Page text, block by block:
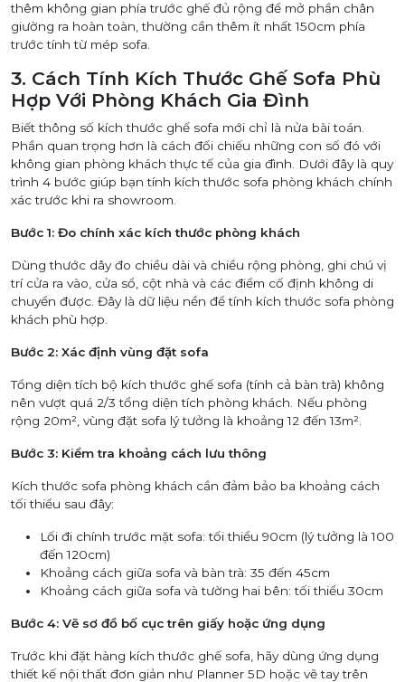
thêm không gian phía trước ghế đủ rộng để mở phần chân
giường ra hoàn toàn, thường cần thêm ít nhất 150cm phía
trước tính từ mép sofa.
3. Cách Tính Kích Thước Ghế Sofa Phù
Hợp Với Phòng Khách Gia Đình
Biết thông số kích thước ghế sofa mới chỉ là nửa bài toán.
Phần quan trọng hơn là cách đối chiếu những con số đó với
không gian phòng khách thực tế của gia đình. Dưới đây là quy
trình 4 bước giúp bạn tính kích thước sofa phòng khách chính
xác trước khi ra showroom.
Bước 1: Đo chính xác kích thước phòng khách
Dùng thước dây đo chiều dài và chiều rộng phòng, ghi chú vị
trí cửa ra vào, cửa sổ, cột nhà và các điểm cố định không di
chuyển được. Đây là dữ liệu nền để tính kích thước sofa phòng
khách phù hợp.
Bước 2: Xác định vùng đặt sofa
Tổng diện tích bộ kích thước ghế sofa (tính cả bàn trà) không
nên vượt quá 2/3 tổng diện tích phòng khách. Nếu phòng
rộng 20m², vùng đặt sofa lý tưởng là khoảng 12 đến 13m².
Bước 3: Kiểm tra khoảng cách lưu thông
Kích thước sofa phòng khách cần đảm bảo ba khoảng cách
tối thiểu sau đây:
Lối đi chính trước mặt sofa: tối thiểu 90cm (lý tưởng là 100
đến 120cm)
Khoảng cách giữa sofa và bàn trà: 35 đến 45cm
Khoảng cách giữa sofa và tường hai bên: tối thiểu 30cm
Bước 4: Vẽ sơ đồ bố cục trên giấy hoặc ứng dụng
Trước khi đặt hàng kích thước ghế sofa, hãy dùng ứng dụng
thiết kế nội thất đơn giản như Planner 5D hoặc vẽ tay trên